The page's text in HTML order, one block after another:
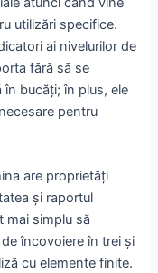
utilizări specifice.
ai nivelurilor de
fără să se
bucăți; în plus, ele
pentru
are proprietăți
și raportul
mai simplu să
încovoiere în trei și
cu elemente finite.